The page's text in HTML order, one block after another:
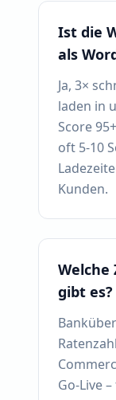
Ist die
als
Ja, 3×
laden in
Score
oft 5-10
Kunden.
Welche
gibt es?
Go-Live